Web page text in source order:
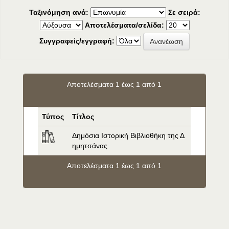
Ταξινόμηση ανά:
Σε σειρά:
Αποτελέσματα/σελίδα:
Συγγραφείς/εγγραφή:
Αποτελέσματα 1 έως 1 από 1
Τύπος Τίτλος
Δημόσια Ιστορική Βιβλιοθήκη της Δ
ημητσάνας
Αποτελέσματα 1 έως 1 από 1